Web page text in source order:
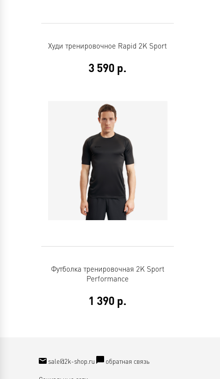
Худи тренировочное Rapid 2K Sport
3 590 р.
Футболка тренировочная 2K Sport
Performance
1 390 р.
sale@2k-shop.ru обратная связь